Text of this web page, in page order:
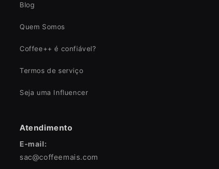
Blog
Quem Somos
Coffee++ é confiável?
Termos de serviço
Seja uma Influencer
Atendimento
E-mail:
sac@coffeemais.com